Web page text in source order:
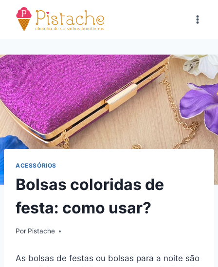
para
ACESSÓRIOS
Bolsas coloridas de
festa: como usar?
Por Pistache
As bolsas de festas ou bolsas para a noite são